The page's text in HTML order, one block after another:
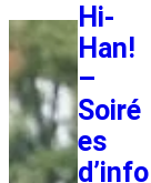
Hi-
Han!
–
Soiré
es
d’info